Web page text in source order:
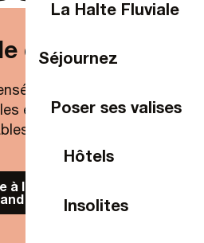
La Halte Fluviale
Séjournez
Poser ses valises
Hôtels
Insolites
contact !
de nouveautés,
et
de Laval Agglo,
à la Newsletter
public